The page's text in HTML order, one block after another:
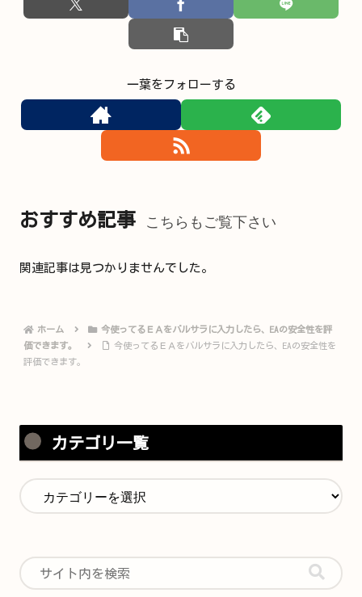
一葉をフォローする
おすすめ記事 こちらもご覧下さい
関連記事は見つかりませんでした。
ホーム
今使ってるＥＡをバルサラに入力したら、EAの安全性を評
価できます。
今使ってるＥＡをバルサラに入力したら、EAの安全性を
評価できます。
カテゴリ一覧